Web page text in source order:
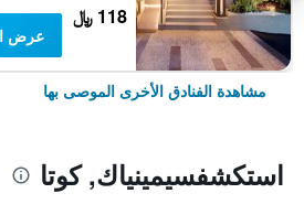
118 ﷼
عرض
مشاهدة الفنادق الأخرى الموصى بها
استكشفسيمينياك, كوتا